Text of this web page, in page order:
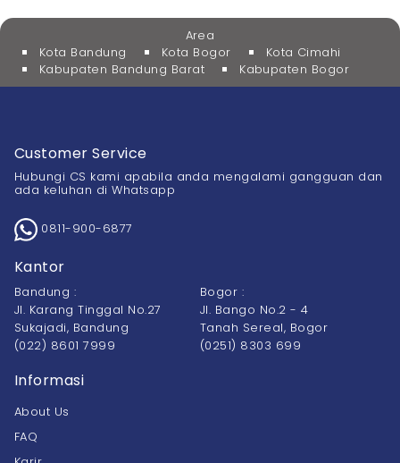
Area
Kota Bandung
Kota Bogor
Kota Cimahi
Kabupaten Bandung Barat
Kabupaten Bogor
Customer Service
Hubungi CS kami apabila anda mengalami gangguan dan
ada keluhan di Whatsapp
0811-900-6877
Kantor
Bandung :
Jl. Karang Tinggal No.27
Sukajadi, Bandung
(022) 8601 7999
Bogor :
Jl. Bango No.2 - 4
Tanah Sereal, Bogor
(0251) 8303 699
Informasi
About Us
FAQ